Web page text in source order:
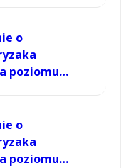
o
poziomu
o
poziomu